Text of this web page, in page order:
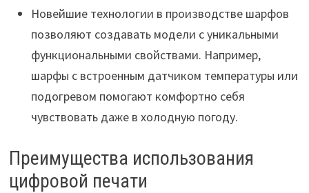
Новейшие технологии в производстве шарфов
позволяют создавать модели с уникальными
функциональными свойствами. Например,
шарфы с встроенным датчиком температуры или
подогревом помогают комфортно себя
чувствовать даже в холодную погоду.
Преимущества использования
цифровой печати